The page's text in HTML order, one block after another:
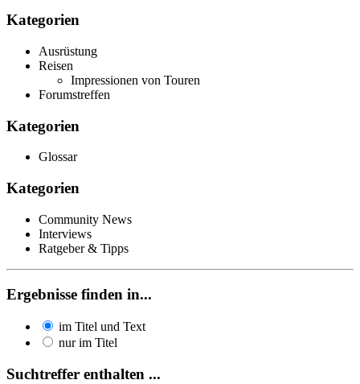
Kategorien
Ausrüstung
Reisen
Impressionen von Touren
Forumstreffen
Kategorien
Glossar
Kategorien
Community News
Interviews
Ratgeber & Tipps
Ergebnisse finden in...
im Titel und Text
nur im Titel
Suchtreffer enthalten ...